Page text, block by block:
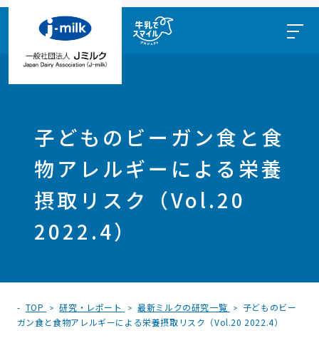
子どものビーガン食と食
物アレルギーによる栄養
摂取リスク（Vol.20
2022.4）
TOP 研究・レポート 最新ミルクの研究一覧
子どものビー
ガン食と食物アレルギーによる栄養摂取リスク（Vol.20 2022.4）